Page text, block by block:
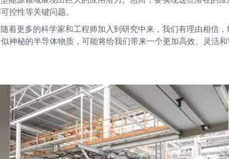
控性等关键问题。
着更多的科学家和工程师加入到研究中来，我们有理由相信
神秘的半导体物质，可能将给我们带来一个更加高效、灵活